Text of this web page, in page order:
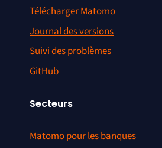
Télécharger Matomo
Journal des versions
Suivi des problèmes
GitHub
Secteurs
Matomo pour les banques